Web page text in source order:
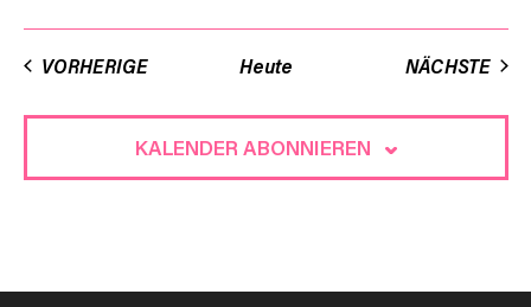
VORHERIGE Heute NÄCHSTE
KALENDER ABONNIEREN